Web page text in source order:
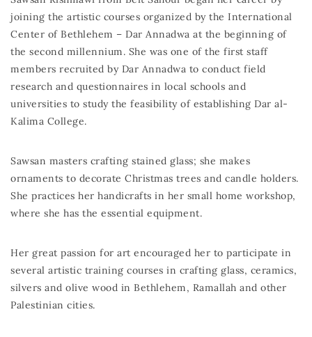
joining the artistic courses organized by the International
Center of Bethlehem – Dar Annadwa at the beginning of
the second millennium. She was one of the first staff
members recruited by Dar Annadwa to conduct field
research and questionnaires in local schools and
universities to study the feasibility of establishing Dar al-
Kalima College.
Sawsan masters crafting stained glass; she makes
ornaments to decorate Christmas trees and candle holders.
She practices her handicrafts in her small home workshop,
where she has the essential equipment.
Her great passion for art encouraged her to participate in
several artistic training courses in crafting glass, ceramics,
silvers and olive wood in Bethlehem, Ramallah and other
Palestinian cities.